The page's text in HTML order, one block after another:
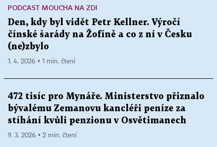
PODCAST MOUCHA NA ZDI
Den, kdy byl vidět Petr Kellner. Výročí
čínské šarády na Žofíně a co z ní v Česku
(ne)zbylo
1. 4. 2026 ▪ 1 min. čtení
472 tisíc pro Mynáře. Ministerstvo přiznalo
bývalému Zemanovu kancléři peníze za
stíhání kvůli penzionu v Osvětimanech
9. 3. 2026 ▪ 2 min. čtení